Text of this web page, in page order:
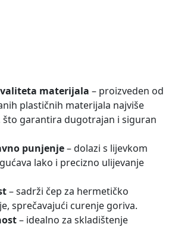
materijala – proizveden od
plastičnih materijala najviše
što garantira dugotrajan i siguran
punjenje– dolazi s lijevkom
lako i precizno ulijevanje
– sadrži čep za hermetičko
sprečavajući curenje goriva.
– idealno za skladištenje